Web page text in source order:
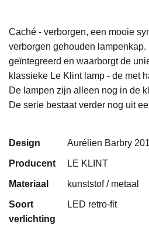
Caché - verborgen, een mooie
verborgen gehouden
geïntegreerd en waarborgt de
klassieke Le Klint lamp - de met
De lampen zijn alleen nog in de
De serie bestaat verder nog uit
Design Aurélien Barbry
Producent LE KLINT
Materiaal kunststof / metaal
Soort
verlichting
LED retro-fit